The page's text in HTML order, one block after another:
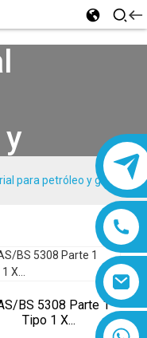
para petróleo y gas
BS 5308 Parte 1
Tipo 1 X...